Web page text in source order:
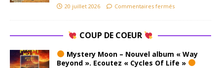
20 juillet 2026 Commentaires fermés
COUP DE COEUR
Mystery Moon – Nouvel album « Way
Beyond ». Ecoutez « Cycles Of Life »